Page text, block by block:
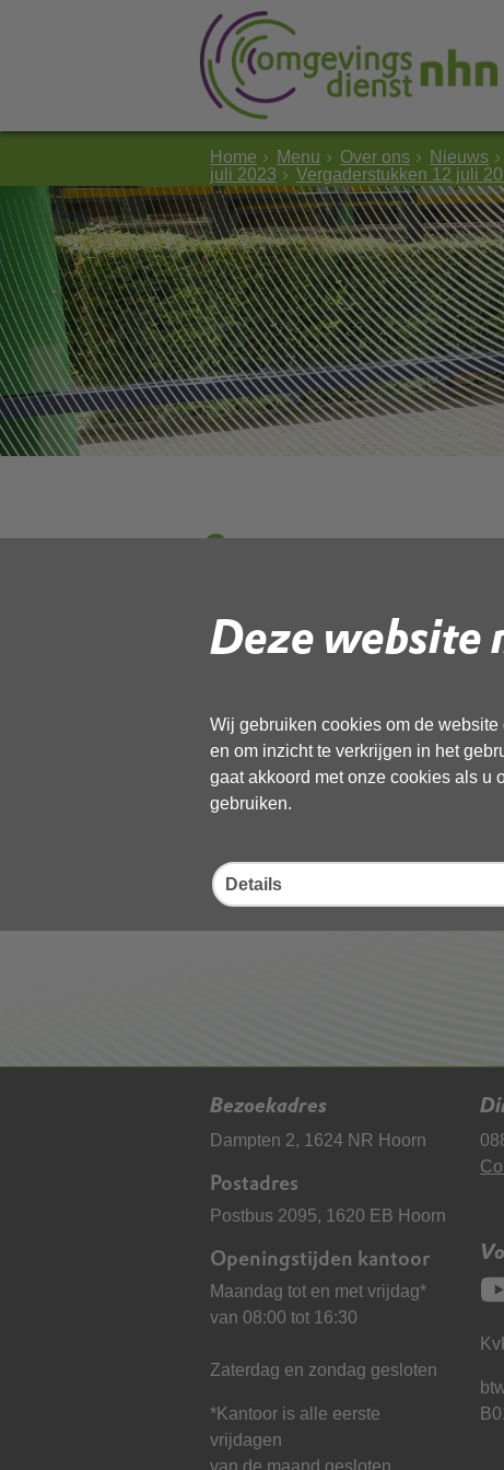
Deze website
Wij gebruiken cookies om de
en om inzicht te verkrijgen in het
gaat akkoord met onze cookies als u
gebruiken.
Details
Home Menu Over ons Nieuws
juli 2023
Vergaderstukken 12 juli
0.
Download ‘0.
pdf, 90kB
Deel deze pagina
Bezoekadres
Dampten 2, 1624 NR Hoorn
Postadres
Postbus 2095, 1620 EB Hoorn
Openingstijden kantoor
Maandag tot en met vrijdag*
van 08:00 tot 16:30
Zaterdag en zondag gesloten
*Kantoor is alle eerste
vrijdagen